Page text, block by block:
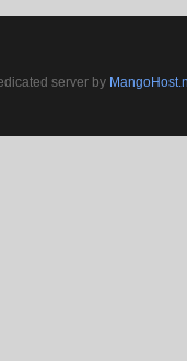
server by